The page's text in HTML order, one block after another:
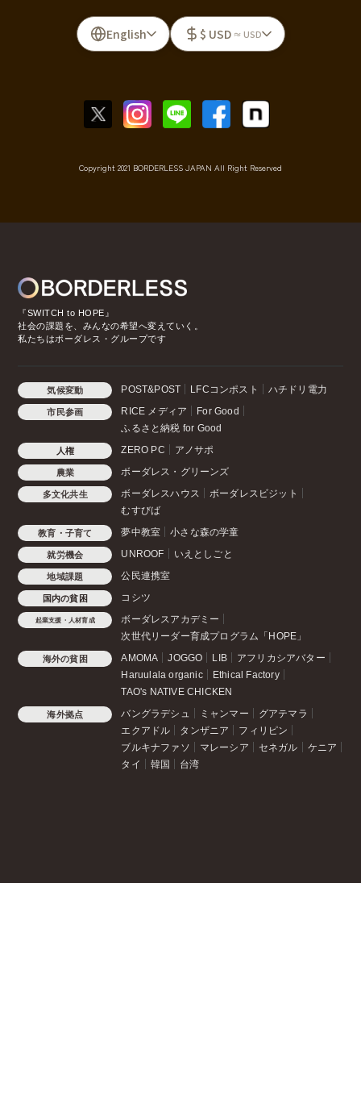
English $ USD ≈ USD
Copyright 2021 BORDERLESS JAPAN All Right Reserved
『SWITCH to HOPE』
社会の課題を、みんなの希望へ変えていく。
私たちはボーダレス・グループです
気候変動 POST&POST LFCコンポスト ハチドリ電力
市民参画 RICE メディア
For Good
ふるさと納税 for Good
人権 ZERO PC アノサポ
農業 ボーダレス・グリーンズ
多文化共生 ボーダレスハウス
ボーダレスビジット
むすびば
教育・子育て 夢中教室 小さな森の学童
就労機会 UNROOF いえとしごと
地域課題 公民連携室
国内の貧困 コシツ
起業支援・人材育成
ボーダレスアカデミー
次世代リーダー育成プログラム「HOPE」
海外の貧困 AMOMA JOGGO LIB
アフリカシアバター
Haruulala organic
Ethical Factory
TAO's NATIVE CHICKEN
海外拠点 バングラデシュ ミャンマー
グアテマラ
エクアドル
タンザニア
フィリピン
ブルキナファソ
マレーシア セネガル
ケニア
タイ
韓国 台湾